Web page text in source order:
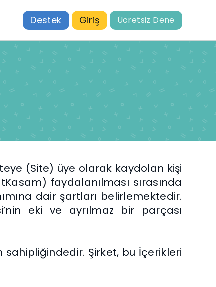
Destek Giriş Ücretsiz Dene
(Site) üye olarak kaydolan kişi
faydalanılması sırasında
dair şartları belirlemektedir.
eki ve ayrılmaz bir parçası
sahipliğindedir. Şirket, bu İçerikleri